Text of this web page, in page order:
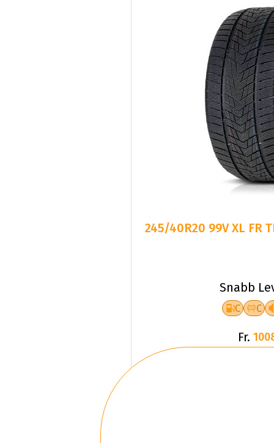
245/40R20 99V XL FR
Snabb
C C
Fr.